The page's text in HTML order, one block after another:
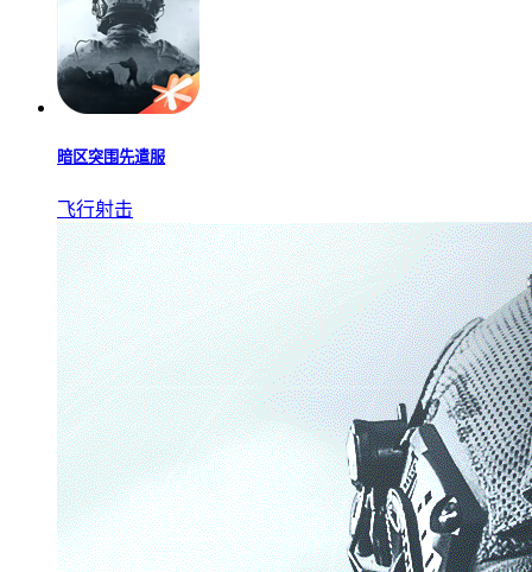
暗区突围先遣服
飞行射击